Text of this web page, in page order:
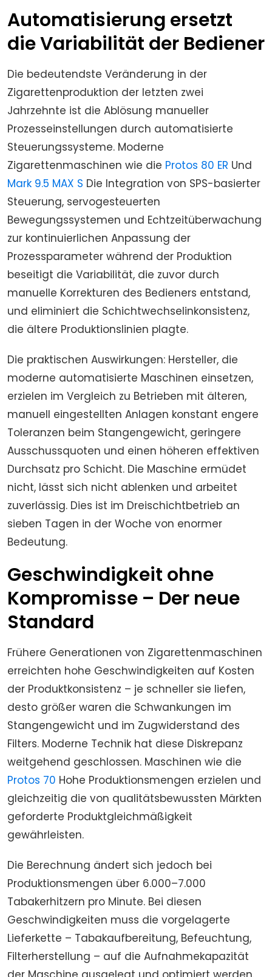
Automatisierung ersetzt
die Variabilität der Bediener
Die bedeutendste Veränderung in der
Zigarettenproduktion der letzten zwei
Jahrzehnte ist die Ablösung manueller
Prozesseinstellungen durch automatisierte
Steuerungssysteme. Moderne
Zigarettenmaschinen wie die Protos 80 ER Und
Mark 9.5 MAX S Die Integration von SPS-basierter
Steuerung, servogesteuerten
Bewegungssystemen und Echtzeitüberwachung
zur kontinuierlichen Anpassung der
Prozessparameter während der Produktion
beseitigt die Variabilität, die zuvor durch
manuelle Korrekturen des Bedieners entstand,
und eliminiert die Schichtwechselinkonsistenz,
die ältere Produktionslinien plagte.
Die praktischen Auswirkungen: Hersteller, die
moderne automatisierte Maschinen einsetzen,
erzielen im Vergleich zu Betrieben mit älteren,
manuell eingestellten Anlagen konstant engere
Toleranzen beim Stangengewicht, geringere
Ausschussquoten und einen höheren effektiven
Durchsatz pro Schicht. Die Maschine ermüdet
nicht, lässt sich nicht ablenken und arbeitet
zuverlässig. Dies ist im Dreischichtbetrieb an
sieben Tagen in der Woche von enormer
Bedeutung.
Geschwindigkeit ohne
Kompromisse – Der neue
Standard
Frühere Generationen von Zigarettenmaschinen
erreichten hohe Geschwindigkeiten auf Kosten
der Produktkonsistenz – je schneller sie liefen,
desto größer waren die Schwankungen im
Stangengewicht und im Zugwiderstand des
Filters. Moderne Technik hat diese Diskrepanz
weitgehend geschlossen. Maschinen wie die
Protos 70 Hohe Produktionsmengen erzielen und
gleichzeitig die von qualitätsbewussten Märkten
geforderte Produktgleichmäßigkeit
gewährleisten.
Die Berechnung ändert sich jedoch bei
Produktionsmengen über 6.000–7.000
Tabakerhitzern pro Minute. Bei diesen
Geschwindigkeiten muss die vorgelagerte
Lieferkette – Tabakaufbereitung, Befeuchtung,
Filterherstellung – auf die Aufnahmekapazität